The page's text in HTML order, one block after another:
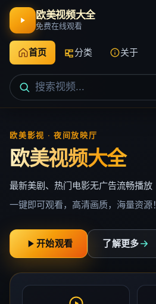
欧美视频大全
免费在线观看
首页 分类 关于
欧美影视 · 夜间放映厅
欧美视频大全
最新美剧、热门电影无广告流畅播放
一键即可观看，高清画质，海量资源！
开始观看 了解更多